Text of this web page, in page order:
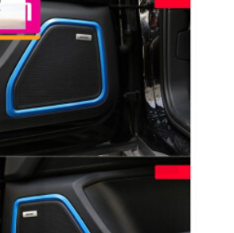
アウトライン
完成品を放していま
す。